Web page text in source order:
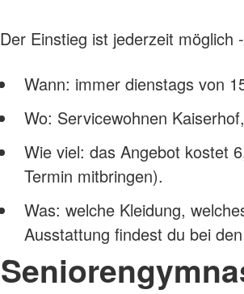
Der Einstieg ist jederzeit möglich
Wann: immer dienstags von
Wo: Servicewohnen
Wie viel: das Angebot kostet
Termin mitbringen).
Was: welche Kleidung,
Ausstattung findest du bei